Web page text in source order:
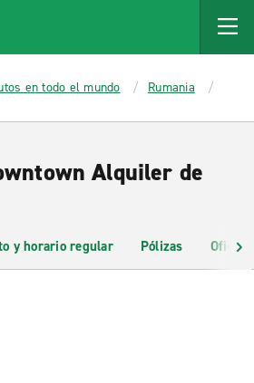
en todo el mundo
Rumania
Alquiler de
y horario regular Pólizas